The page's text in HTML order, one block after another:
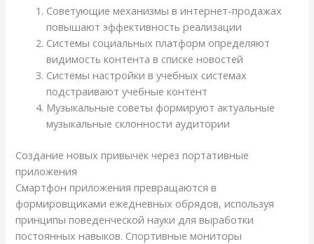
Советующие механизмы в интернет-продажах
повышают эффективность реализации
Системы социальных платформ определяют
видимость контента в списке новостей
Системы настройки в учебных системах
подстраивают учебные контент
Музыкальные советы формируют актуальные
музыкальные склонности аудитории
Создание новых привычек через портативные
приложения
Смартфон приложения превращаются в
формировщиками ежедневных обрядов, используя
принципы поведенческой науки для выработки
постоянных навыков. Спортивные мониторы